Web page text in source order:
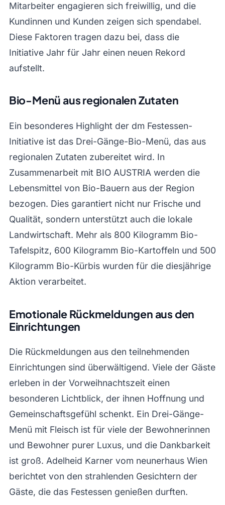
Mitarbeiter engagieren sich freiwillig, und die
Kundinnen und Kunden zeigen sich spendabel.
Diese Faktoren tragen dazu bei, dass die
Initiative Jahr für Jahr einen neuen Rekord
aufstellt.
Bio-Menü aus regionalen Zutaten
Ein besonderes Highlight der dm Festessen-
Initiative ist das Drei-Gänge-Bio-Menü, das aus
regionalen Zutaten zubereitet wird. In
Zusammenarbeit mit BIO AUSTRIA werden die
Lebensmittel von Bio-Bauern aus der Region
bezogen. Dies garantiert nicht nur Frische und
Qualität, sondern unterstützt auch die lokale
Landwirtschaft. Mehr als 800 Kilogramm Bio-
Tafelspitz, 600 Kilogramm Bio-Kartoffeln und 500
Kilogramm Bio-Kürbis wurden für die diesjährige
Aktion verarbeitet.
Emotionale Rückmeldungen aus den
Einrichtungen
Die Rückmeldungen aus den teilnehmenden
Einrichtungen sind überwältigend. Viele der Gäste
erleben in der Vorweihnachtszeit einen
besonderen Lichtblick, der ihnen Hoffnung und
Gemeinschaftsgefühl schenkt. Ein Drei-Gänge-
Menü mit Fleisch ist für viele der Bewohnerinnen
und Bewohner purer Luxus, und die Dankbarkeit
ist groß. Adelheid Karner vom neunerhaus Wien
berichtet von den strahlenden Gesichtern der
Gäste, die das Festessen genießen durften.